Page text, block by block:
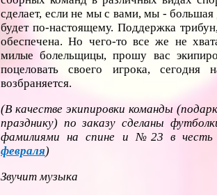
сделает, если не мы с вами, мы -
будет по-настоящему. Поддержка
обеспечена. Но чего-то все же не
милые болельщицы, прошу вас
поцеловать своего игрока, сегодня
возбраняется.
(В качестве экипировки команды
празднику) по заказу сделаны
фамилиями на спине и №23 в
февраля)
Звучит музыка